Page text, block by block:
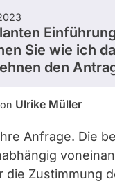
Sie wie ich
den
Ulrike Müller
Anfrage. Die
die Zustimmung